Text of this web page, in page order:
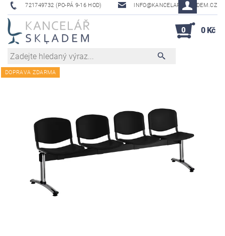
721749732 (PO-PÁ 9-16 HOD) INFO@KANCELAR-SKLADEM.CZ
0 0 Kč
DOPRAVA ZDARMA